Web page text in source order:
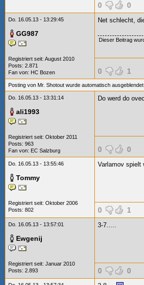
0 0
Do. 16.05.13 - 13:29:45
GG987
Registriert seit: August 2010
Posts: 2.871
Fan von: HC Bozen
Net schlecht,
Dieser Beitrag
0 1
Posting von Mr. Shotout wurde automatisch ausgeblendet.
Do. 16.05.13 - 13:31:14
ali1993
Registriert seit: Oktober 2011
Posts: 963
Fan von: EC Salzburg
Do werd do
0 0
Do. 16.05.13 - 13:55:46
Tommy
Registriert seit: Oktober 2006
Posts: 802
Varlamov spielt
0 1
Do. 16.05.13 - 13:57:01
Ewgenij
Registriert seit: Januar 2010
Posts: 2.893
3-7.....
0 0